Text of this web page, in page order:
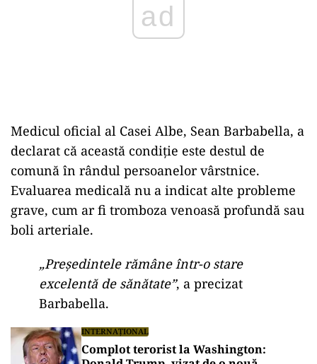
ad
Medicul oficial al Casei Albe, Sean Barbabella, a
declarat că această condiție este destul de
comună în rândul persoanelor vârstnice.
Evaluarea medicală nu a indicat alte probleme
grave, cum ar fi tromboza venoasă profundă sau
boli arteriale.
„Președintele rămâne într-o stare
excelentă de sănătate”, a precizat
Barbabella.
INTERNAȚIONAL
Complot terorist la Washington: